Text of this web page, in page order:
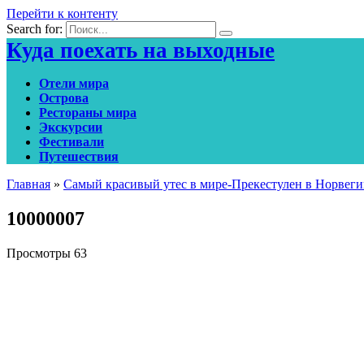
Перейти к контенту
Search for:
Куда поехать на выходные
Отели мира
Острова
Рестораны мира
Экскурсии
Фестивали
Путешествия
Главная » Самый красивый утес в мире-Прекестулен в
10000007
Просмотры 63